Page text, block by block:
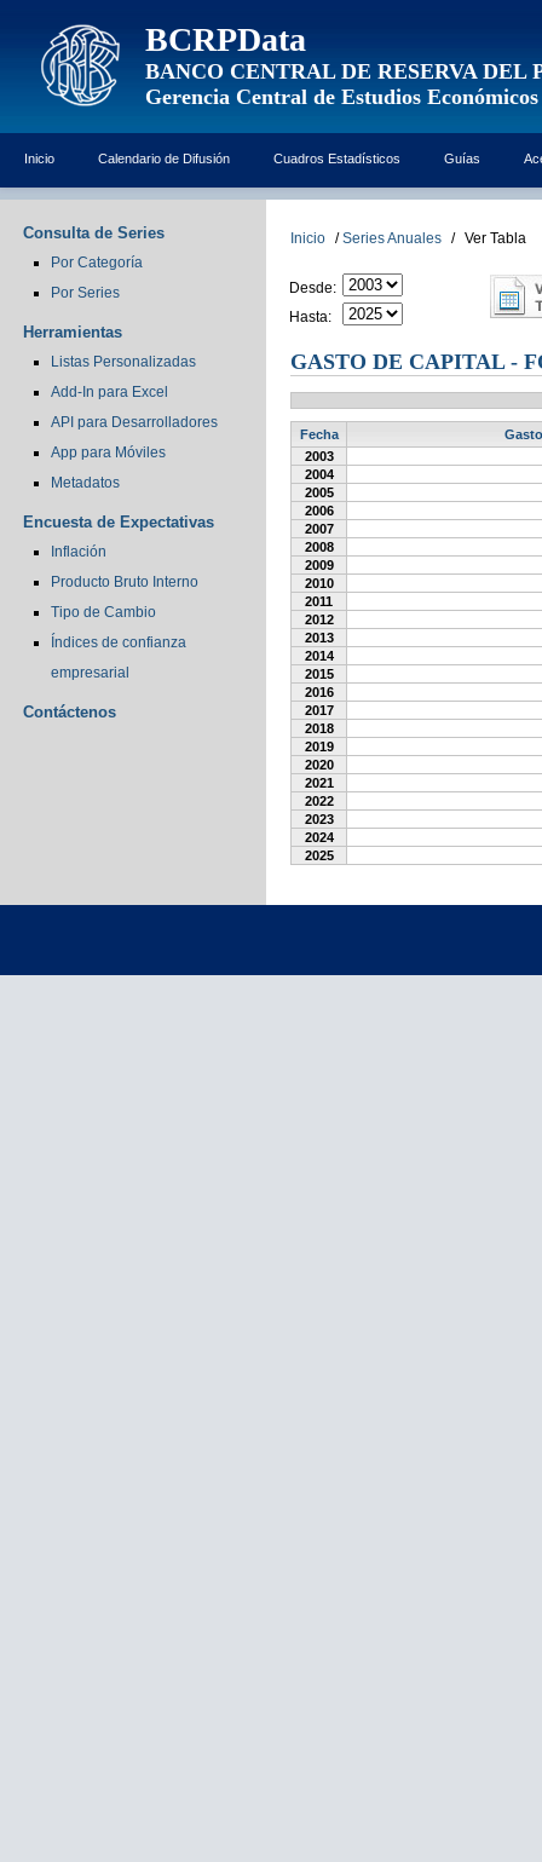
BCRPData
BANCO CENTRAL DE RESERVA DEL
Gerencia Central de Estudios Económicos
Inicio Calendario de Difusión Cuadros Estadísticos Guías
Consulta de Series
Por Categoría
Por Series
Herramientas
Listas Personalizadas
Add-In para Excel
API para Desarrolladores
App para Móviles
Metadatos
Encuesta de Expectativas
Inflación
Producto Bruto Interno
Tipo de Cambio
Índices de confianza
empresarial
Contáctenos
Inicio / Series Anuales / Ver Tabla
Desde:
Hasta:
GASTO DE CAPITAL -
Fecha
2003
2004
2005
2006
2007
2008
2009
2010
2011
2012
2013
2014
2015
2016
2017
2018
2019
2020
2021
2022
2023
2024
2025